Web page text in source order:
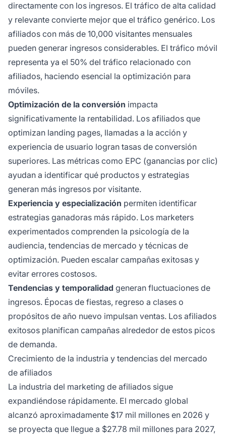
directamente con los ingresos. El tráfico de alta calidad
y relevante convierte mejor que el tráfico genérico. Los
afiliados con más de 10,000 visitantes mensuales
pueden generar ingresos considerables. El tráfico móvil
representa ya el 50% del tráfico relacionado con
afiliados, haciendo esencial la optimización para
móviles.
Optimización de la conversión impacta
significativamente la rentabilidad. Los afiliados que
optimizan landing pages, llamadas a la acción y
experiencia de usuario logran tasas de conversión
superiores. Las métricas como EPC (ganancias por clic)
ayudan a identificar qué productos y estrategias
generan más ingresos por visitante.
Experiencia y especialización permiten identificar
estrategias ganadoras más rápido. Los marketers
experimentados comprenden la psicología de la
audiencia, tendencias de mercado y técnicas de
optimización. Pueden escalar campañas exitosas y
evitar errores costosos.
Tendencias y temporalidad generan fluctuaciones de
ingresos. Épocas de fiestas, regreso a clases o
propósitos de año nuevo impulsan ventas. Los afiliados
exitosos planifican campañas alrededor de estos picos
de demanda.
Crecimiento de la industria y tendencias del mercado
de afiliados
La industria del marketing de afiliados sigue
expandiéndose rápidamente. El mercado global
alcanzó aproximadamente $17 mil millones en 2026 y
se proyecta que llegue a $27.78 mil millones para 2027,